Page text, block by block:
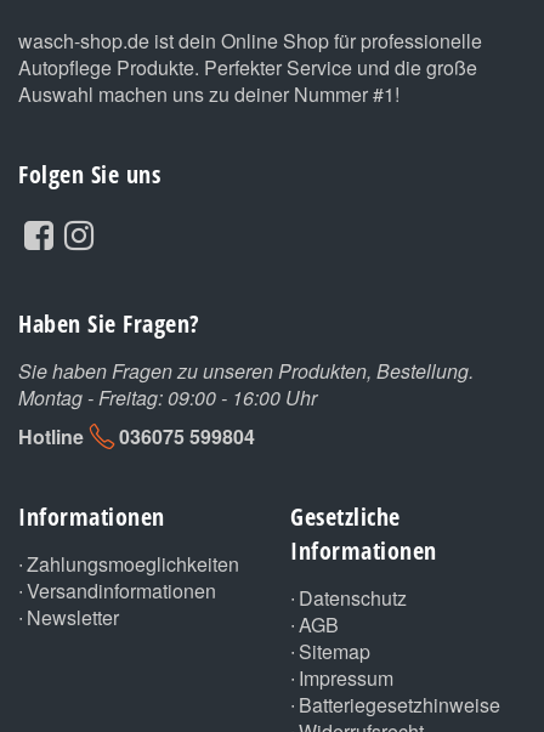
wasch-shop.de ist dein Online Shop für professionelle
Autopflege Produkte. Perfekter Service und die große
Auswahl machen uns zu deiner Nummer #1!
Folgen Sie uns
Haben Sie Fragen?
Sie haben Fragen zu unseren Produkten, Bestellung.
Montag - Freitag: 09:00 - 16:00 Uhr
Hotline
036075 599804
Informationen
Zahlungsmoeglichkeiten
Versandinformationen
Newsletter
Gesetzliche
Informationen
Datenschutz
AGB
Sitemap
Impressum
Batteriegesetzhinweise